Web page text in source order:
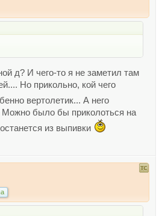
д? И чего-то я не заметил там
Но прикольно, кой чего
вертолетик... А него
Можно было бы приколоться на
из выпивки